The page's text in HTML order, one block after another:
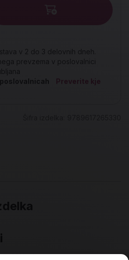
v 2 do 3 delovnih dneh.
prevzema v poslovalnici
poslovalnicah Preverite kje